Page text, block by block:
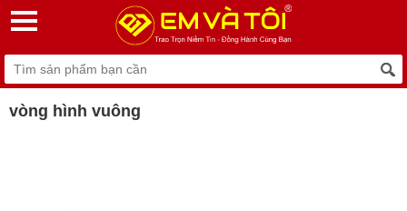
vòng hình vuông